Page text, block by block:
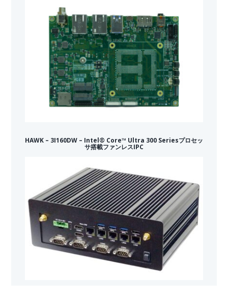
HAWK – 3I160DW – Intel® Core™ Ultra 300 Seriesプロセッ
サ搭載ファンレスIPC